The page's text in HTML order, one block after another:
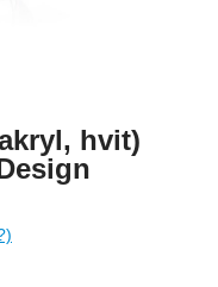
hvit)